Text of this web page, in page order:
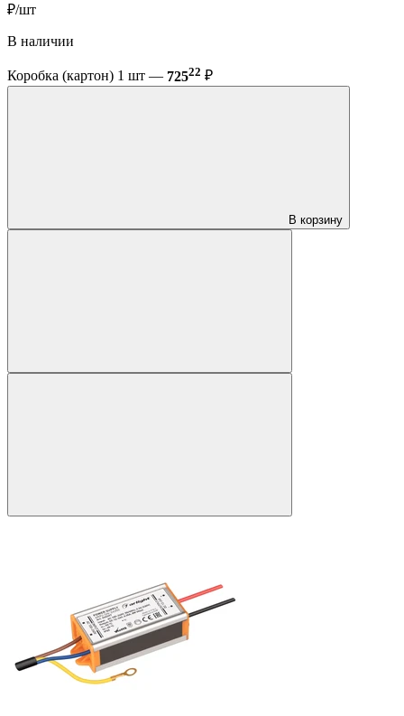
₽/шт
В наличии
Коробка (картон) 1 шт — 72522 ₽
В корзину